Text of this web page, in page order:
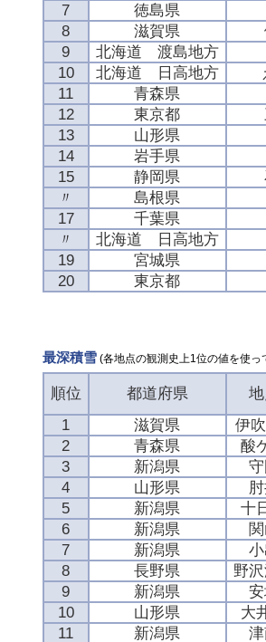
7
徳島県
8
滋賀県
9
北海道 渡島地方
10
北海道 日高地方
11
青森県
12
東京都
13
山形県
14
岩手県
15
静岡県
〃
島根県
17
千葉県
〃
北海道 日高地方
19
宮城県
20
東京都
最深積雪(各地点の観測史上1位の値を使っ
順位 都道府県
1
滋賀県 伊
2
青森県 酸
3
新潟県
4
山形県
5
新潟県 十
6
新潟県
7
新潟県
8
長野県 野
9
新潟県
10
山形県 大
11
新潟県